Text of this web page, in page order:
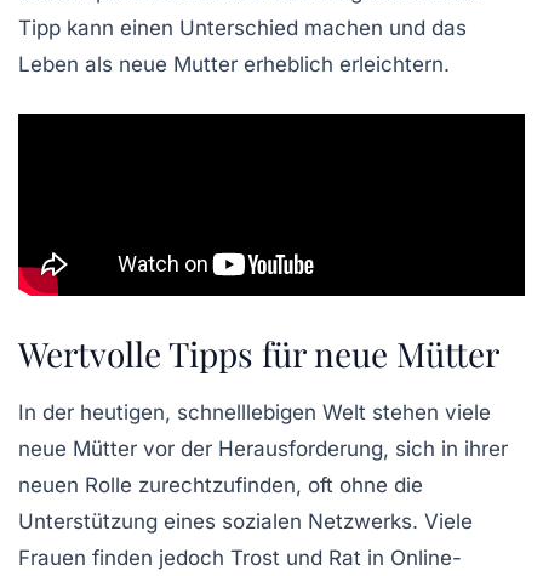
Tipp kann einen Unterschied machen und das
Leben als neue Mutter erheblich erleichtern.
Wertvolle Tipps für neue Mütter
In der heutigen, schnelllebigen Welt stehen viele
neue Mütter vor der Herausforderung, sich in ihrer
neuen Rolle zurechtzufinden, oft ohne die
Unterstützung eines sozialen Netzwerks. Viele
Frauen finden jedoch Trost und Rat in Online-